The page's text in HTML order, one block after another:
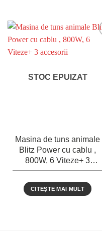
STOC EPUIZAT
Masina de tuns animale
Blitz Power cu cablu ,
800W, 6 Viteze+ 3
accesorii
CITEȘTE MAI MULT